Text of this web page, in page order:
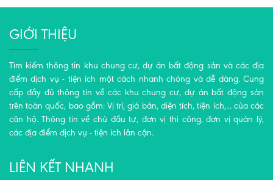
GIỚI THIỆU
Tìm kiếm thông tin khu chung cư, dự án bất động sản và các địa
điểm dịch vụ - tiện ích một cách nhanh chóng và dễ dàng. Cung
cấp đầy đủ thông tin về các khu chung cư, dự án bất động sản
trên toàn quốc, bao gồm: Vị trí, giá bán, diện tích, tiện ích,... của các
căn hộ. Thông tin về chủ đầu tư, đơn vị thi công, đơn vị quản lý,
các địa điểm dịch vụ - tiện ích lân cận.
LIÊN KẾT NHANH